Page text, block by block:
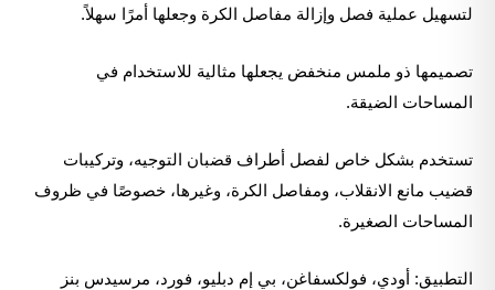
لتسهيل عملية فصل وإزالة مفاصل الكرة وجعلها أمرًا سهلاً.
تصميمها ذو ملمس منخفض يجعلها مثالية للاستخدام في
المساحات الضيقة.
تستخدم بشكل خاص لفصل أطراف قضبان التوجيه، وتركيبات
قضيب مانع الانقلاب، ومفاصل الكرة، وغيرها، خصوصًا في ظروف
المساحات الصغيرة.
التطبيق: أودي، فولكسفاغن، بي إم دبليو، فورد، مرسيدس بنز